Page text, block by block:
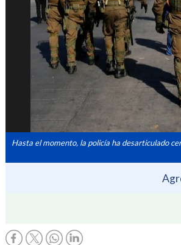
Hasta el momento, la policía ha desarticulado